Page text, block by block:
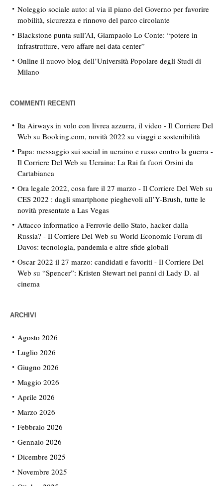
Noleggio sociale auto: al via il piano del Governo per favorire
mobilità, sicurezza e rinnovo del parco circolante
Blackstone punta sull’AI, Giampaolo Lo Conte: “potere in
infrastrutture, vero affare nei data center”
Online il nuovo blog dell’Università Popolare degli Studi di
Milano
COMMENTI RECENTI
Ita Airways in volo con livrea azzurra, il video - Il Corriere Del
Web su Booking.com, novità 2022 su viaggi e sostenibilità
Papa: messaggio sui social in ucraino e russo contro la guerra -
Il Corriere Del Web su Ucraina: La Rai fa fuori Orsini da
Cartabianca
Ora legale 2022, cosa fare il 27 marzo - Il Corriere Del Web su
CES 2022 : dagli smartphone pieghevoli all’Y-Brush, tutte le
novità presentate a Las Vegas
Attacco informatico a Ferrovie dello Stato, hacker dalla
Russia? - Il Corriere Del Web su World Economic Forum di
Davos: tecnologia, pandemia e altre sfide globali
Oscar 2022 il 27 marzo: candidati e favoriti - Il Corriere Del
Web su “Spencer”: Kristen Stewart nei panni di Lady D. al
cinema
ARCHIVI
Agosto 2026
Luglio 2026
Giugno 2026
Maggio 2026
Aprile 2026
Marzo 2026
Febbraio 2026
Gennaio 2026
Dicembre 2025
Novembre 2025